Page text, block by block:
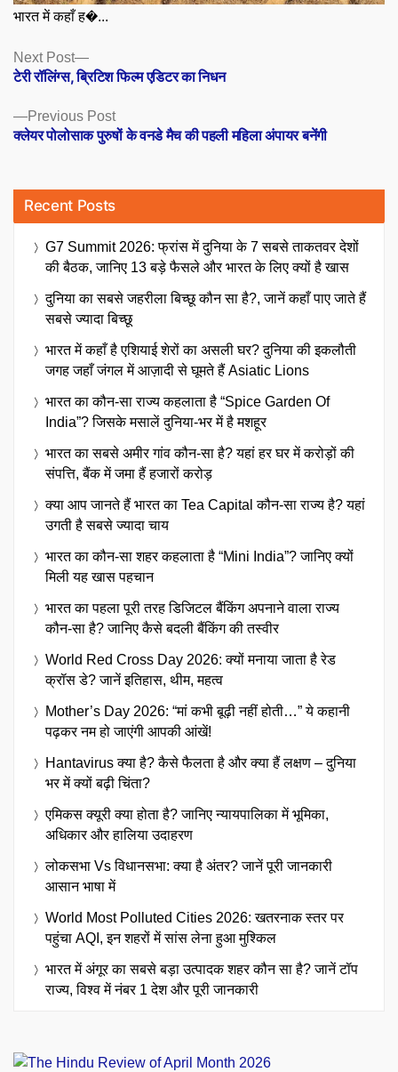
भारत में कहाँ ह�...
Posts
navigation
Previous PostPrevious
post:
क्लेयर पोलोसाक पुरुषों के वनडे मैच की पहली महिला अंपायर बनेंगी
Next Post
Next
post:
टेरी रॉलिंग्स, ब्रिटिश फिल्म एडिटर का निधन
Recent Posts
G7 Summit 2026: फ्रांस में दुनिया के 7 सबसे ताकतवर देशों
की बैठक, जानिए 13 बड़े फैसले और भारत के लिए क्यों है खास
दुनिया का सबसे जहरीला बिच्छू कौन सा है?, जानें कहाँ पाए जाते हैं
सबसे ज्यादा बिच्छू
भारत में कहाँ है एशियाई शेरों का असली घर? दुनिया की इकलौती
जगह जहाँ जंगल में आज़ादी से घूमते हैं Asiatic Lions
भारत का कौन-सा राज्य कहलाता है “Spice Garden Of
India”? जिसके मसालें दुनिया-भर में है मशहूर
भारत का सबसे अमीर गांव कौन-सा है? यहां हर घर में करोड़ों की
संपत्ति, बैंक में जमा हैं हजारों करोड़
क्या आप जानते हैं भारत का Tea Capital कौन-सा राज्य है? यहां
उगती है सबसे ज्यादा चाय
भारत का कौन-सा शहर कहलाता है “Mini India”? जानिए क्यों
मिली यह खास पहचान
भारत का पहला पूरी तरह डिजिटल बैंकिंग अपनाने वाला राज्य
कौन-सा है? जानिए कैसे बदली बैंकिंग की तस्वीर
World Red Cross Day 2026: क्यों मनाया जाता है रेड
क्रॉस डे? जानें इतिहास, थीम, महत्व
Mother’s Day 2026: “मां कभी बूढ़ी नहीं होती…” ये कहानी
पढ़कर नम हो जाएंगी आपकी आंखें!
Hantavirus क्या है? कैसे फैलता है और क्या हैं लक्षण – दुनिया
भर में क्यों बढ़ी चिंता?
एमिकस क्यूरी क्या होता है? जानिए न्यायपालिका में भूमिका,
अधिकार और हालिया उदाहरण
लोकसभा Vs विधानसभा: क्या है अंतर? जानें पूरी जानकारी
आसान भाषा में
World Most Polluted Cities 2026: खतरनाक स्तर पर
पहुंचा AQI, इन शहरों में सांस लेना हुआ मुश्किल
भारत में अंगूर का सबसे बड़ा उत्पादक शहर कौन सा है? जानें टॉप
राज्य, विश्व में नंबर 1 देश और पूरी जानकारी